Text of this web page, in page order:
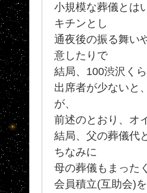
小規模な葬儀とは
キチンとし
通夜後の振る舞い
意したりで
結局、100渋沢く
出席者が少ないと
が、
前述のとおり、オ
結局、父の葬儀代
ちなみに
母の葬儀もまった
会員積立(互助会)